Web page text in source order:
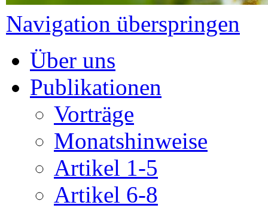
Navigation überspringen
Über uns
Publikationen
Vorträge
Monatshinweise
Artikel 1-5
Artikel 6-8